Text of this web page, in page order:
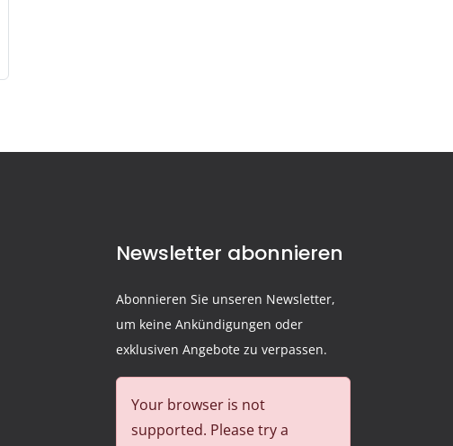
Newsletter abonnieren
Abonnieren Sie unseren Newsletter,
um keine Ankündigungen oder
exklusiven Angebote zu verpassen.
Your browser is not
supported. Please try a